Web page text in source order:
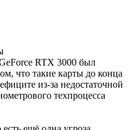
RTX 3000 был
что такие карты до конца
из-за недостаточной
техпроцесса